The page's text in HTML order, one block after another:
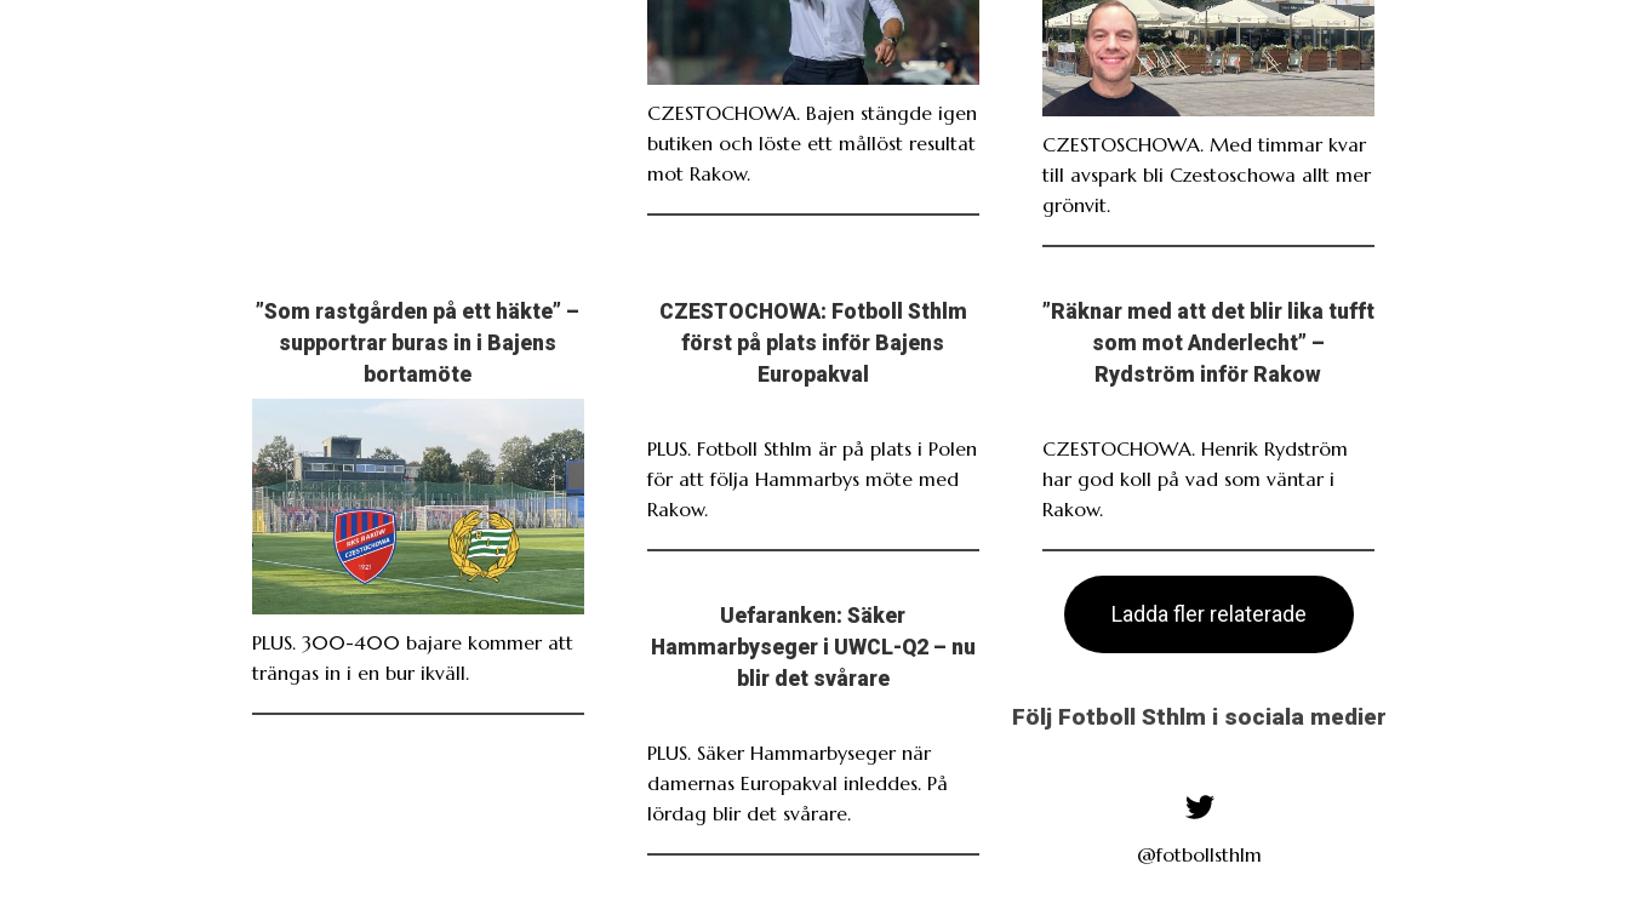
CZESTOCHOWA. Bajen stängde igen
butiken och löste ett mållöst resultat
mot Rakow.
CZESTOSCHOWA. Med timmar kvar
till avspark bli Czestoschowa allt mer
grönvit.
”Som rastgården på ett häkte” –
supportrar buras in i Bajens
bortamöte
PLUS. 300-400 bajare kommer att
trängas in i en bur ikväll.
CZESTOCHOWA: Fotboll Sthlm
först på plats inför Bajens
Europakval
PLUS. Fotboll Sthlm är på plats i Polen
för att följa Hammarbys möte med
Rakow.
”Räknar med att det blir lika tufft
som mot Anderlecht” –
Rydström inför Rakow
CZESTOCHOWA. Henrik Rydström
har god koll på vad som väntar i
Rakow.
Uefaranken: Säker
Hammarbyseger i UWCL-Q2 – nu
blir det svårare
PLUS. Säker Hammarbyseger när
damernas Europakval inleddes. På
lördag blir det svårare.
Ladda fler relaterade
Följ Fotboll Sthlm i sociala medier
@fotbollsthlm